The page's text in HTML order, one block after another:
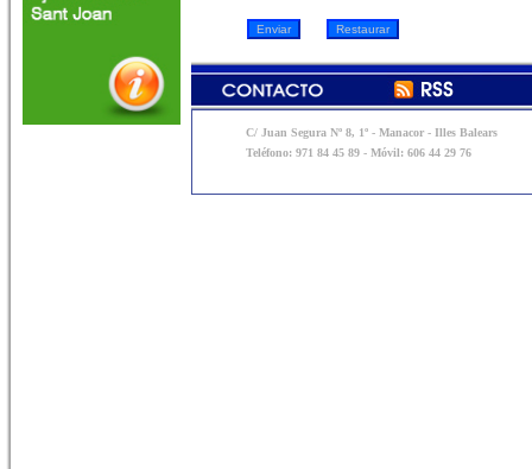
C/ Juan Segura Nº 8, 1º - Manacor - Illes Balears
Teléfono: 971 84 45 89 - Móvil: 606 44 29 76